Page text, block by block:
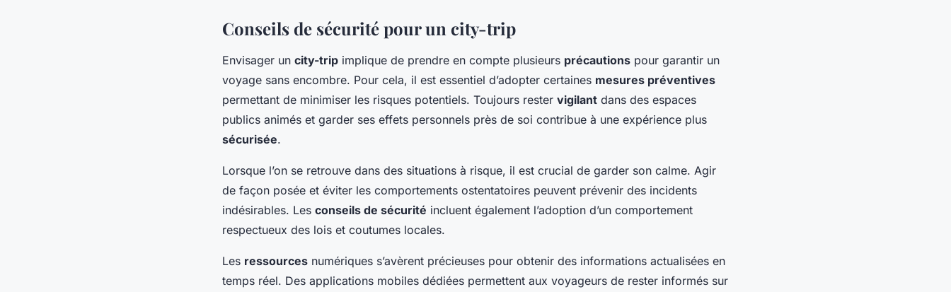
Conseils de sécurité pour un city-trip
Envisager un city-trip implique de prendre en compte plusieurs précautions pour garantir un
voyage sans encombre. Pour cela, il est essentiel d’adopter certaines mesures préventives
permettant de minimiser les risques potentiels. Toujours rester vigilant dans des espaces
publics animés et garder ses effets personnels près de soi contribue à une expérience plus
sécurisée.
Lorsque l’on se retrouve dans des situations à risque, il est crucial de garder son calme. Agir
de façon posée et éviter les comportements ostentatoires peuvent prévenir des incidents
indésirables. Les conseils de sécurité incluent également l’adoption d’un comportement
respectueux des lois et coutumes locales.
Les ressources numériques s’avèrent précieuses pour obtenir des informations actualisées en
temps réel. Des applications mobiles dédiées permettent aux voyageurs de rester informés sur